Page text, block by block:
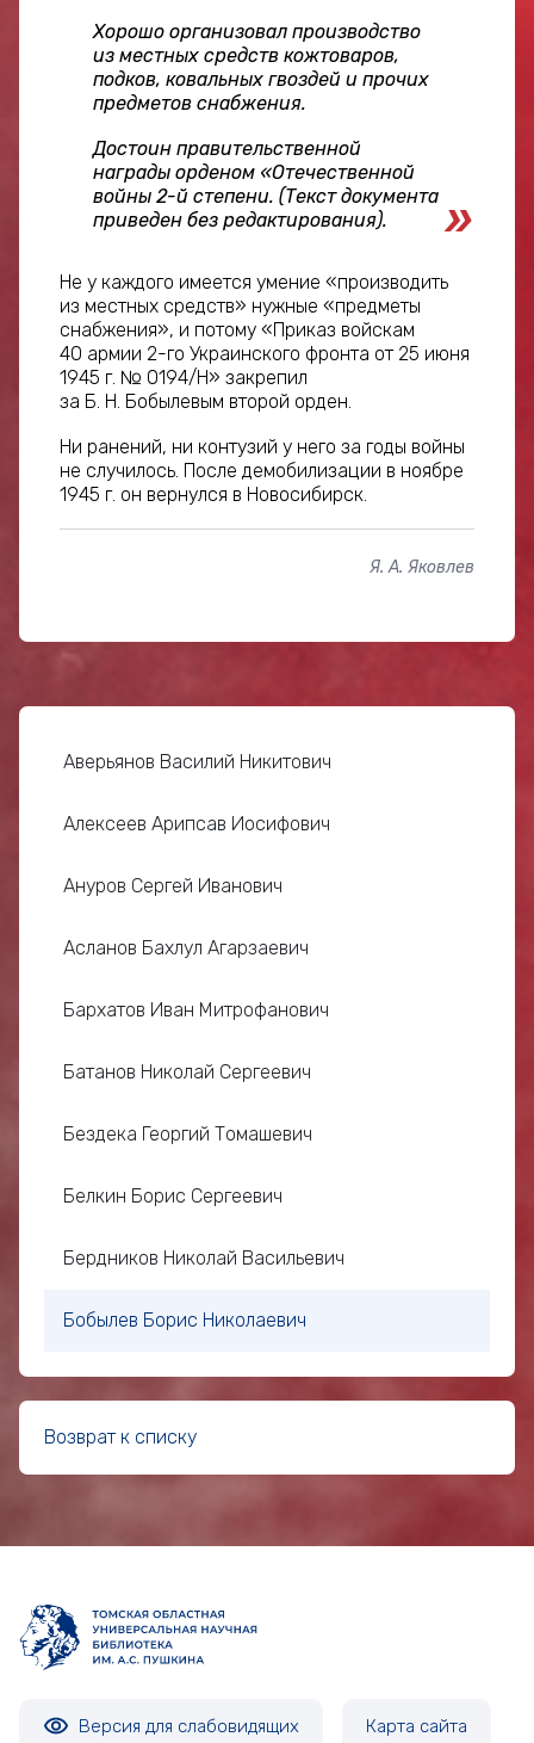
Хорошо организовал производство
из местных средств кожтоваров,
подков, ковальных гвоздей и прочих
предметов снабжения.
Достоин правительственной
награды орденом «Отечественной
войны 2-й степени. (Текст документа
приведен без редактирования).
Не у каждого имеется умение «производить
из местных средств» нужные «предметы
снабжения», и потому «Приказ войскам
40 армии 2-го Украинского фронта от 25 июня
1945 г. № 0194/Н» закрепил
за Б. Н. Бобылевым второй орден.
Ни ранений, ни контузий у него за годы войны
не случилось. После демобилизации в ноябре
1945 г. он вернулся в Новосибирск.
Я. А. Яковлев
Аверьянов Василий Никитович
Алексеев Арипсав Иосифович
Ануров Сергей Иванович
Асланов Бахлул Агарзаевич
Бархатов Иван Митрофанович
Батанов Николай Сергеевич
Бездека Георгий Томашевич
Белкин Борис Сергеевич
Бердников Николай Васильевич
Бобылев Борис Николаевич
Богомаз Николай Семёнович
Богоряд Борис Евгеньевич
Брандт Леонтий Вениаминович
Возврат к списку
Версия для слабовидящих Карта сайта